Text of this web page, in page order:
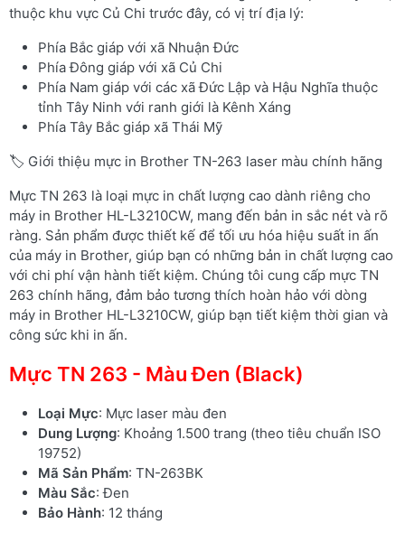
thuộc khu vực Củ Chi trước đây, có vị trí địa lý:
Phía Bắc giáp với xã Nhuận Đức
Phía Đông giáp với xã Củ Chi
Phía Nam giáp với các xã Đức Lập và Hậu Nghĩa thuộc
tỉnh Tây Ninh với ranh giới là Kênh Xáng
Phía Tây Bắc giáp xã Thái Mỹ
🏷️ Giới thiệu mực in Brother TN-263 laser màu chính hãng
Mực TN 263 là loại mực in chất lượng cao dành riêng cho
máy in Brother HL-L3210CW, mang đến bản in sắc nét và rõ
ràng. Sản phẩm được thiết kế để tối ưu hóa hiệu suất in ấn
của máy in Brother, giúp bạn có những bản in chất lượng cao
với chi phí vận hành tiết kiệm. Chúng tôi cung cấp mực TN
263 chính hãng, đảm bảo tương thích hoàn hảo với dòng
máy in Brother HL-L3210CW, giúp bạn tiết kiệm thời gian và
công sức khi in ấn.
Mực TN 263 - Màu Đen (Black)
Loại Mực: Mực laser màu đen
Dung Lượng: Khoảng 1.500 trang (theo tiêu chuẩn ISO
19752)
Mã Sản Phẩm: TN-263BK
Màu Sắc: Đen
Bảo Hành: 12 tháng